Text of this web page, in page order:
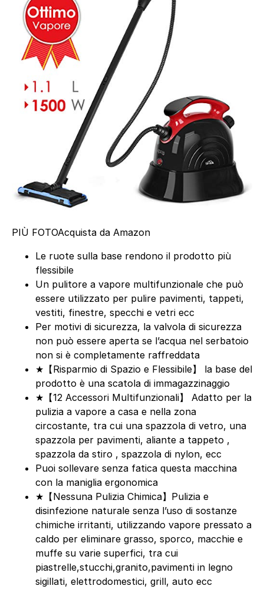
PIÙ FOTOAcquista da Amazon
Le ruote sulla base rendono il prodotto più
flessibile
Un pulitore a vapore multifunzionale che può
essere utilizzato per pulire pavimenti, tappeti,
vestiti, finestre, specchi e vetri ecc
Per motivi di sicurezza, la valvola di sicurezza
non può essere aperta se l’acqua nel serbatoio
non si è completamente raffreddata
★【Risparmio di Spazio e Flessibile】 la base del
prodotto è una scatola di immagazzinaggio
★【12 Accessori Multifunzionali】 Adatto per la
pulizia a vapore a casa e nella zona
circostante, tra cui una spazzola di vetro, una
spazzola per pavimenti, aliante a tappeto ,
spazzola da stiro , spazzola di nylon, ecc
Puoi sollevare senza fatica questa macchina
con la maniglia ergonomica
★【Nessuna Pulizia Chimica】Pulizia e
disinfezione naturale senza l’uso di sostanze
chimiche irritanti, utilizzando vapore pressato a
caldo per eliminare grasso, sporco, macchie e
muffe su varie superfici, tra cui
piastrelle,stucchi,granito,pavimenti in legno
sigillati, elettrodomestici, grill, auto ecc